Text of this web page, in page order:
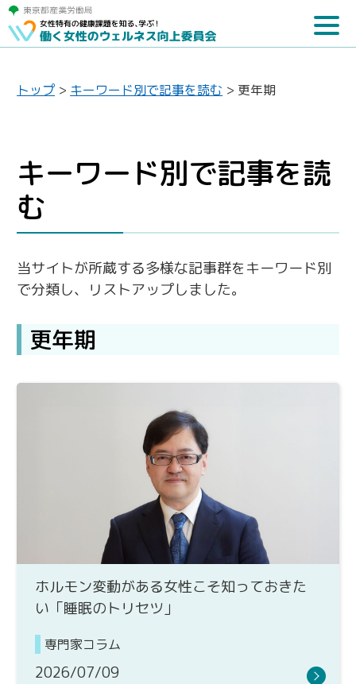
トップ > キーワード別で記事を読む > 更年期
キーワード別で記事を読
む
当サイトが所蔵する多様な記事群をキーワード別
で分類し、リストアップしました。
更年期
ホルモン変動がある女性こそ知っておきた
い「睡眠のトリセツ」
専門家コラム
2026/07/09